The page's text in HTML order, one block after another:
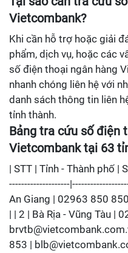
Vietcombank?
Khi cần hỗ trợ hoặc giải
phẩm, dịch vụ, hoặc các
số điện thoại ngân hàng
nhanh chóng liên hệ với
danh sách thông tin liên
tỉnh thành.
Bảng tra cứu số điện
Vietcombank tại 63
| STT | Tỉnh - Thành phố |
--------------------
An Giang | 02963 850
| | 2 | Bà Rịa - Vũng Tàu |
853 |